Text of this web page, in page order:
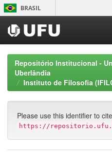
Skip
navigation
BRASIL
Repositório Institucional -
Uberlândia
Instituto de Filosofia
Please use this identifier to
https://